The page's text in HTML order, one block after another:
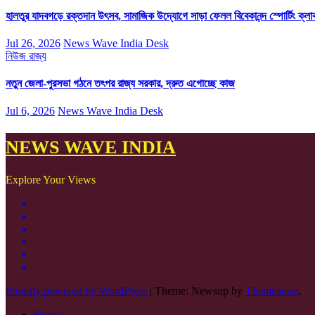
হালতুর যাদবগড়ে রক্তদান উৎসব, সামাজিক উদ্যোগে সাড়া ফেলল বিবেকানন্দ স্পোর্টিং
Jul 26, 2026 News Wave India Desk
নিউজ রাজ্য
নতুন জেলা-পুরসভা গঠনে তৎপর রাজ্য সরকার, দ্রুত এগোচ্ছে কাজ
Jul 6, 2026 News Wave India Desk
NEWS WAVE INDIA
Explore Your Views
Proudly powered by WordPress | Theme: Newsup by Themeansar.